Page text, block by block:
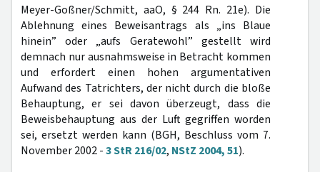
Meyer-Goßner/Schmitt, aaO, § 244 Rn. 21e). Die
Ablehnung eines Beweisantrags als „ins Blaue
hinein” oder „aufs Geratewohl” gestellt wird
demnach nur ausnahmsweise in Betracht kommen
und erfordert einen hohen argumentativen
Aufwand des Tatrichters, der nicht durch die bloße
Behauptung, er sei davon überzeugt, dass die
Beweisbehauptung aus der Luft gegriffen worden
sei, ersetzt werden kann (BGH, Beschluss vom 7.
November 2002 -3 StR 216/02, NStZ 2004, 51).